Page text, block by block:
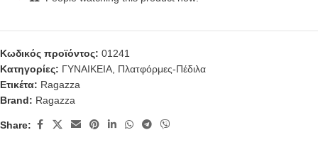
Κωδικός προϊόντος: 01241
Κατηγορίες: ΓΥΝΑΙΚΕΙΑ Πλατφόρμες-Πέδιλα
Ετικέτα: Ragazza
Brand: Ragazza
Share: